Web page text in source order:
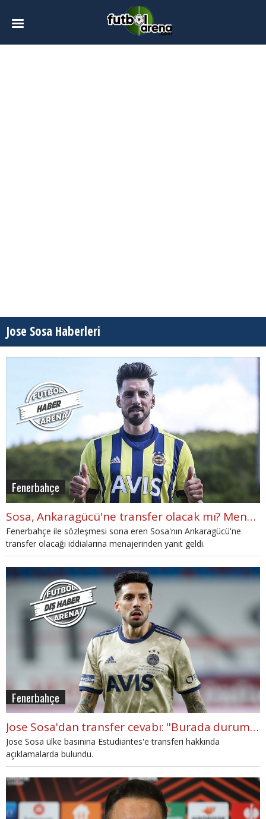
Jose Sosa Haberleri
Fenerbahçe
Sosa, Ankaragücü'ne transfer olacak mı? Menajerinden açıklama
Fenerbahçe ile sözleşmesi sona eren Sosa'nın Ankaragücü'ne
transfer olacağı iddialarına menajerinden yanıt geldi.
Fenerbahçe
Jose Sosa'dan transfer cevabı: "Burada durumlar karışık"
Jose Sosa ülke basınına Estudiantes'e transferi hakkında
açıklamalarda bulundu.